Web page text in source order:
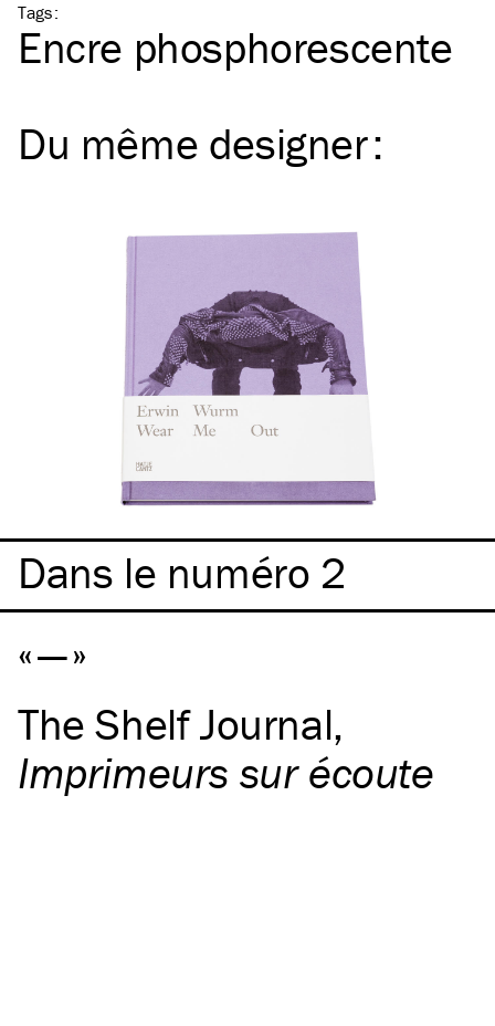
Tags:
Encre phosphorescente
Du même designer:
Dans le numéro 2
—
The Shelf Journal,
Imprimeurs sur écoute